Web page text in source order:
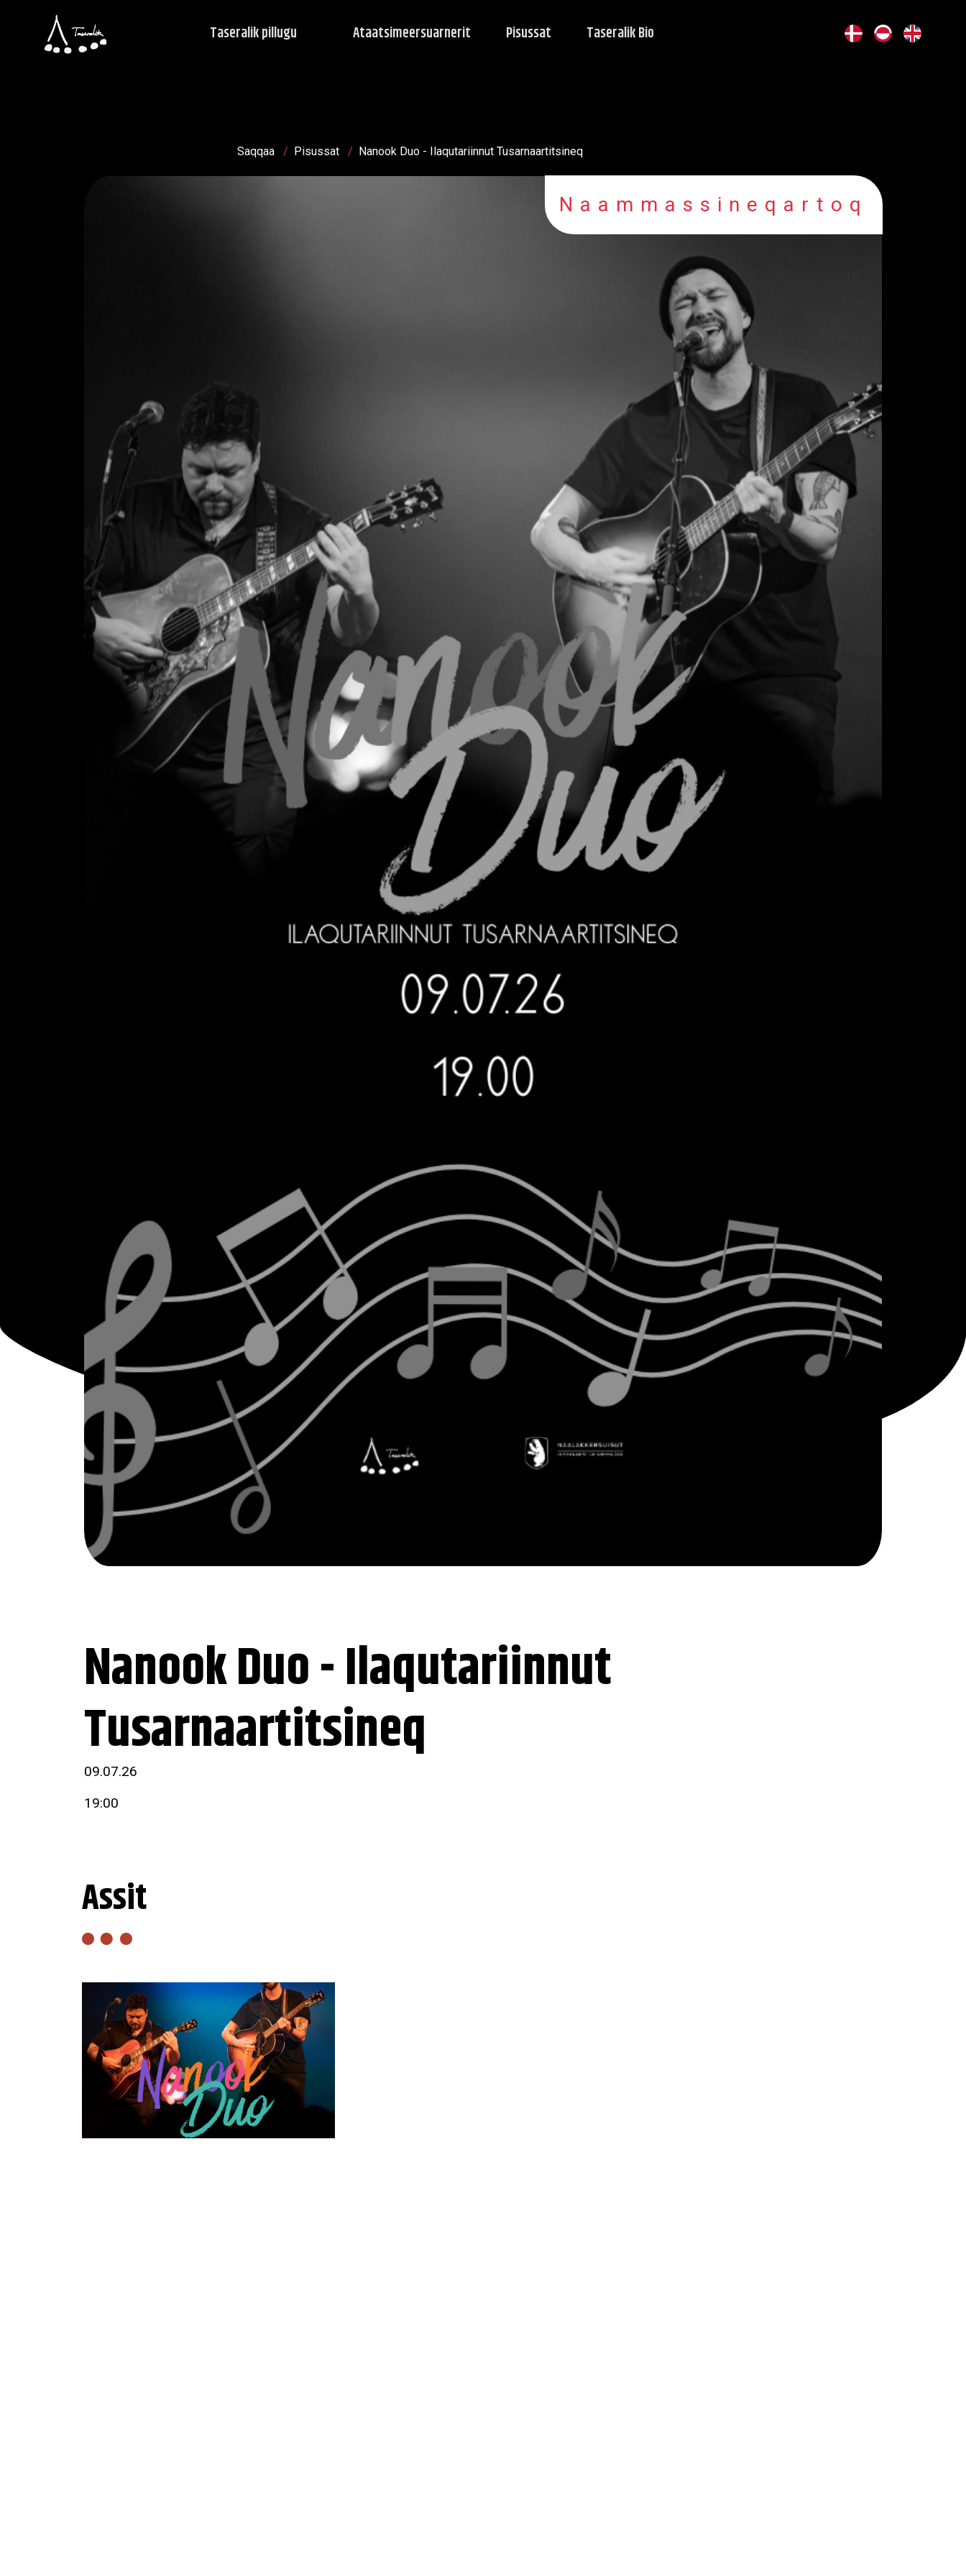
Taseralik pillugu Ataatsimeersuarnerit Pisussat Taseralik Bio
Saqqaa / Pisussat / Nanook Duo - Ilaqutariinnut Tusarnaartitsineq
Naammassineqartoq
Nanook Duo - Ilaqutariinnut
Tusarnaartitsineq
09.07.26
19:00
Assit